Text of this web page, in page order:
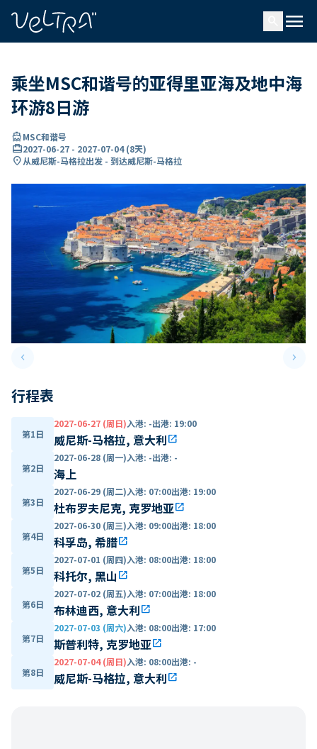
menu
乘坐MSC和谐号的亚得里亚海及地中海
环游8日游
directions_boatMSC和谐号
card_travel2027-06-27 - 2027-07-04(8天)
location_on从威尼斯-马格拉出发 - 到达威尼斯-马格拉
keyboard_arrow_leftPrevious slide keyboard_arrow_right
行程表
第1日
2027-06-27 (周日)入港: -出港: 19:00
威尼斯-马格拉, 意大利open_in_new
第2日
2027-06-28 (周一)入港: -出港: -
海上
第3日
2027-06-29 (周二)入港: 07:00出港: 19:00
杜布罗夫尼克, 克罗地亚open_in_new
第4日
2027-06-30 (周三)入港: 09:00出港: 18:00
科孚岛, 希腊open_in_new
第5日
2027-07-01 (周四)入港: 08:00出港: 18:00
科托尔, 黑山 open_in_new
第6日
2027-07-02 (周五)入港: 07:00出港: 18:00
布林迪西, 意大利open_in_new
第7日
2027-07-03 (周六)入港: 08:00出港: 17:00
斯普利特, 克罗地亚open_in_new
第8日
2027-07-04 (周日)入港: 08:00出港: -
威尼斯-马格拉, 意大利open_in_new